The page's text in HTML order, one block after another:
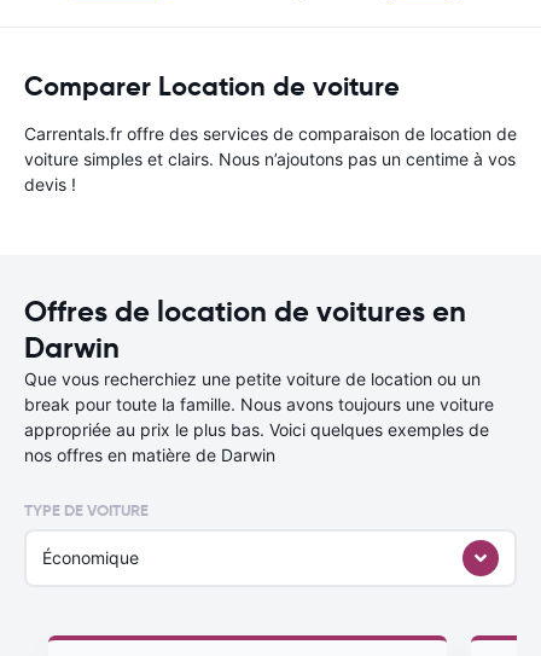
Comparer Location de voiture
Carrentals.fr offre des services de comparaison de location de
voiture simples et clairs. Nous n’ajoutons pas un centime à vos
devis !
Offres de location de voitures en
Darwin
Que vous recherchiez une petite voiture de location ou un
break pour toute la famille. Nous avons toujours une voiture
appropriée au prix le plus bas. Voici quelques exemples de
nos offres en matière de Darwin
TYPE DE VOITURE
Économique